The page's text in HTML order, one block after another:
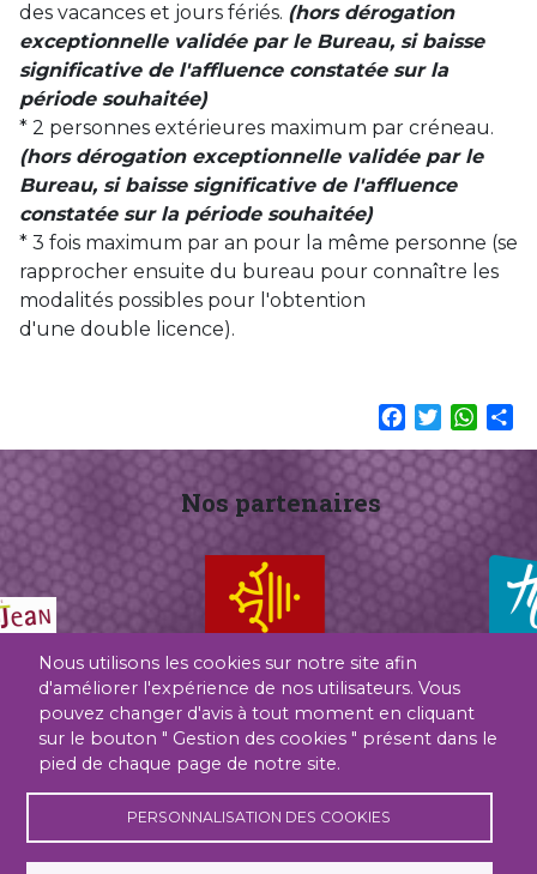
des vacances et jours fériés. (hors dérogation
exceptionnelle validée par le Bureau, si baisse
significative de l'affluence constatée sur la
période souhaitée)
* 2 personnes extérieures maximum par créneau.
(hors dérogation exceptionnelle validée par le
Bureau, si baisse significative de l'affluence
constatée sur la période souhaitée)
* 3 fois maximum par an pour la même personne (se
rapprocher ensuite du bureau pour connaître les
modalités possibles pour l'obtention
d'une double licence).
Facebook
Twitter
Nos partenaires
Contact Gestion des cookies
Nous utilisons les cookies sur notre site afin
d'améliorer l'expérience de nos utilisateurs. Vous
pouvez changer d'avis à tout moment en cliquant
sur le bouton " Gestion des cookies " présent dans le
pied de chaque page de notre site.
PERSONNALISATION DES COOKIES